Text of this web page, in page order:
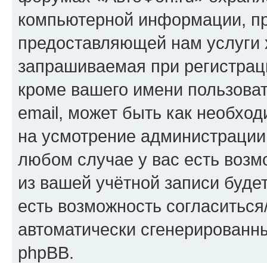
компьютерной информации,
предоставляющей нам
запрашиваемая при
кроме вашего имени
email, может быть как
на усмотрение
любом случае у вас есть
из вашей учётной записи
есть возможность
автоматически
phpBB.